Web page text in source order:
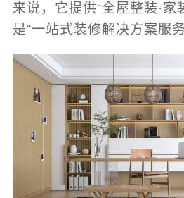
来说，它提供“全屋整装·家
是“一站式装修解决方案服务